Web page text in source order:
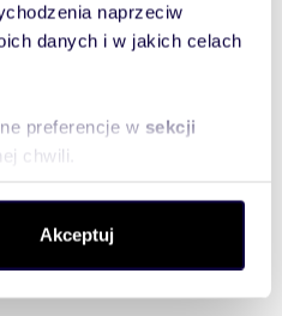
naprzeciw
danych i w jakich celach
preferencje w sekcji
chwili.
społecznościowym,
od Ciebie lub
Akceptuj